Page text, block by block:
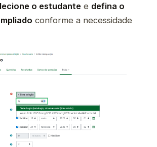
o estudante e defina o
conforme a necessidade